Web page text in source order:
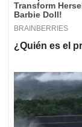
¿Quién es el